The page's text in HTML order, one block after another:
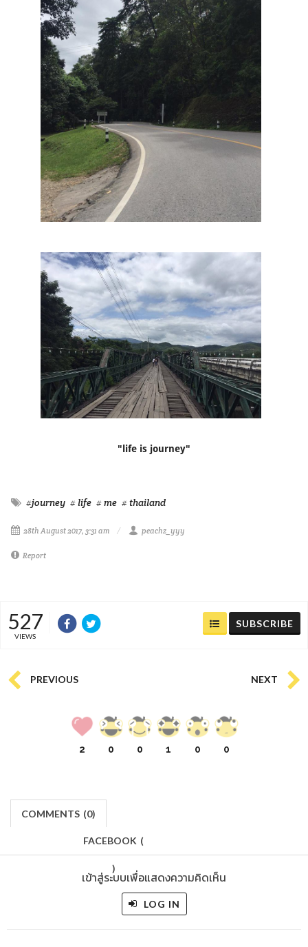
"life is journey"
#journey # life # me # thailand
28th August 2017, 3:31 am peachz_yyy
Report
527
VIEWS
SUBSCRIBE
PREVIOUS NEXT
2 0 0 1 0 0
COMMENTS (0)
FACEBOOK (
)
เข้าสู่ระบบเพื่อแสดงความคิดเห็น
LOG IN